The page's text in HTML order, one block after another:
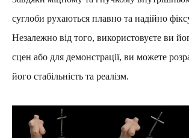
суглоби рухаються плавно та надійно
Незалежно від того, використовуєте ви
сцен або для демонстрації, ви можете
його стабільність та реалізм.